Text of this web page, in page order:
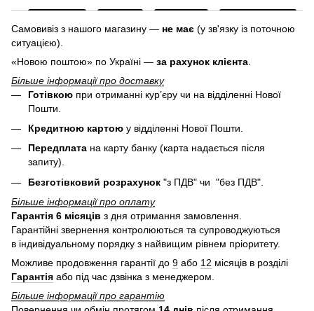
Самовивіз з нашого магазину — не має (у зв'язку із поточною
ситуацією).
«Новою поштою» по Україні — за рахунок клієнта
Більше інформації про доставку
Готівкою при отриманні кур’єру чи на відділенні Нової
Пошти.
Кредитною картою у відділенні Нової Пошти.
Передплата на карту банку (карта надається після
запиту).
Безготівковий розрахунок "з ПДВ" чи "без ПДВ".
Більше інформації про оплату
Гарантія 6 місяців з дня отримання замовлення.
Гарантійні звернення контролюються та супроводжуються
в індивідуальному порядку з найвищим рівнем пріоритету.
Можливе продовження гарантії до 9 або 12 місяців в розділі
Гарантія або під час дзвінка з менеджером.
Більше інформації про гарантію